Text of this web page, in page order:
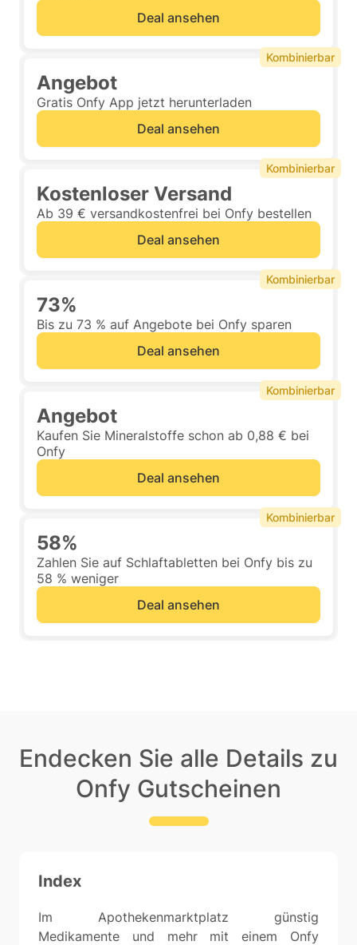
Deal ansehen
Angebot
Gratis Onfy App jetzt herunterladen
Deal ansehen
Kombinierbar
Kostenloser Versand
Ab 39 € versandkostenfrei bei Onfy bestellen
Deal ansehen
Kombinierbar
73%
Bis zu 73 % auf Angebote bei Onfy sparen
Deal ansehen
Kombinierbar
Angebot
Kaufen Sie Mineralstoffe schon ab 0,88 € bei
Onfy
Deal ansehen
Kombinierbar
58%
Zahlen Sie auf Schlaftabletten bei Onfy bis zu
58 % weniger
Deal ansehen
Kombinierbar
Endecken Sie alle Details zu
Onfy Gutscheinen
Index
Im Apothekenmarktplatz günstig
Medikamente und mehr mit einem Onfy